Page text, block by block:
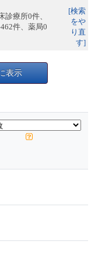
診療所0件、
件、薬局0
[検索
をや
り直
す]
表示